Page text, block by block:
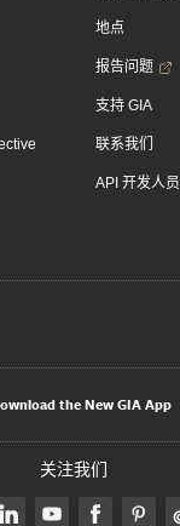
地点
报告问题
支持 GIA
联系我们
API 开发人员
the New GIA App
关注我们